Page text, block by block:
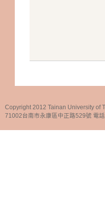
Copyright 2012 Tainan University
71002台南市永康區中正路529號